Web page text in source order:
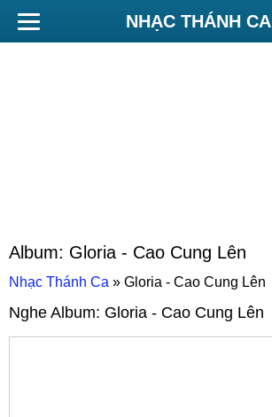
NHẠC THÁNH CA
Album: Gloria - Cao Cung Lên
Nhạc Thánh Ca » Gloria - Cao Cung Lên
Nghe Album: Gloria - Cao Cung Lên